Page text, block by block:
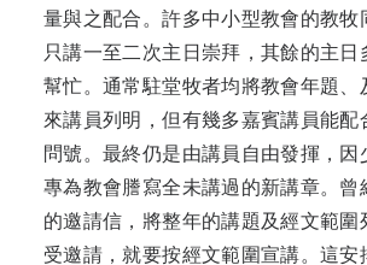
量與之配合。許多中小型教會的教牧
只講一至二次主日崇拜，其餘的主日
幫忙。通常駐堂牧者均將教會年題、
來講員列明，但有幾多嘉賓講員能配
問號。最終仍是由講員自由發揮，因
專為教會謄寫全未講過的新講章。曾
的邀請信，將整年的講題及經文範圍
受邀請，就要按經文範圍宣講。這安